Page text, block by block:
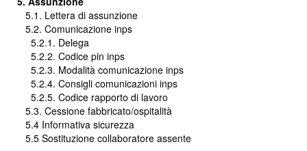
5.1. Lettera di assunzione
5.2. Comunicazione inps
5.2.1. Delega
5.2.2. Codice pin inps
5.2.3. Modalità comunicazione inps
5.2.4. Consigli comunicazioni inps
5.2.5. Codice rapporto di lavoro
5.3. Cessione fabbricato/ospitalità
5.4 Informativa sicurezza
5.5 Sostituzione collaboratore assente